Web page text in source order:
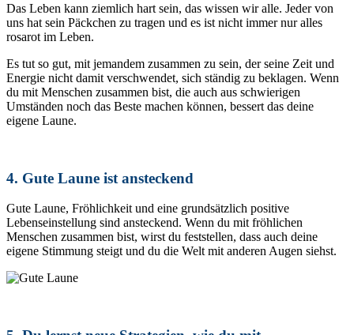
Das Leben kann ziemlich hart sein, das wissen wir alle. Jeder von
uns hat sein Päckchen zu tragen und es ist nicht immer nur alles
rosarot im Leben.
Es tut so gut, mit jemandem zusammen zu sein, der seine Zeit und
Energie nicht damit verschwendet, sich ständig zu beklagen. Wenn
du mit Menschen zusammen bist, die auch aus schwierigen
Umständen noch das Beste machen können, bessert das deine
eigene Laune.
4. Gute Laune ist ansteckend
Gute Laune, Fröhlichkeit und eine grundsätzlich positive
Lebenseinstellung sind ansteckend. Wenn du mit fröhlichen
Menschen zusammen bist, wirst du feststellen, dass auch deine
eigene Stimmung steigt und du die Welt mit anderen Augen siehst.